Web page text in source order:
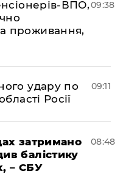
ВПО,
проживання,
09:38
удару по
Росії
09:11
затримано
балістику
– СБУ
08:48